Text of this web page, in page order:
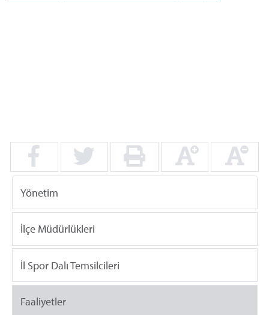
Yönetim
İlçe Müdürlükleri
İl Spor Dalı Temsilcileri
Faaliyetler